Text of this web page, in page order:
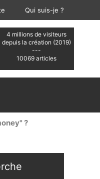
Qui suis-je ?
4 millions de visiteurs
depuis la création (2019)
---
10069 articles
?